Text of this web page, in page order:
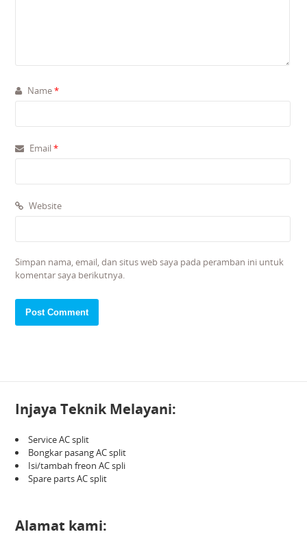
Name*
Email*
Website
Simpan nama, email, dan situs web saya pada peramban ini untuk
komentar saya berikutnya.
Injaya Teknik Melayani:
Service AC split
Bongkar pasang AC split
Isi/tambah freon AC spli
Spare parts AC split
Alamat kami: